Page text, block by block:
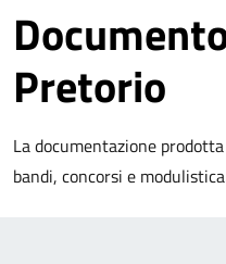
Pretorio
La documentazione
bandi, concorsi e